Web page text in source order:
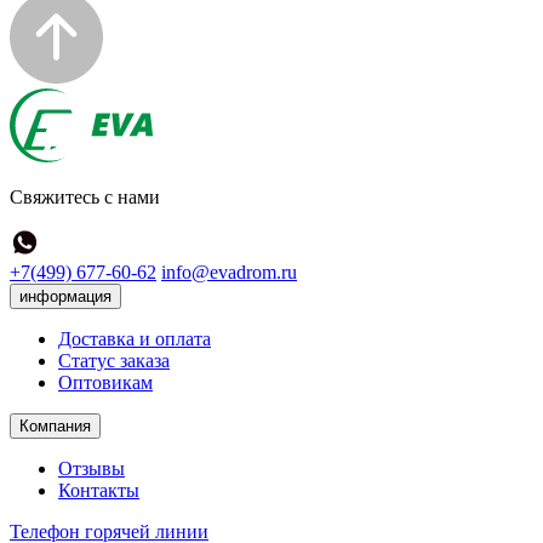
Свяжитесь с нами
+7(499) 677-60-62 info@evadrom.ru
информация
Доставка и оплата
Статус заказа
Оптовикам
Компания
Отзывы
Контакты
Телефон горячей линии